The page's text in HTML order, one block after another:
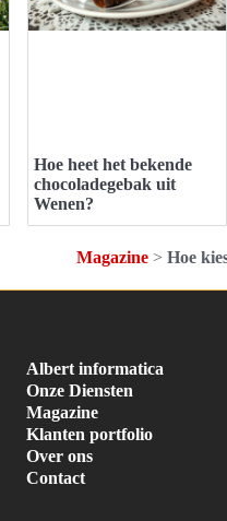
Hoe heet het bekende
chocoladegebak uit
Wenen?
Magazine > Hoe
Albert informatica
Onze Diensten
Magazine
Klanten portfolio
Over ons
Contact